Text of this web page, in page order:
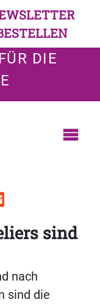
DIE
sind
nach
sind die